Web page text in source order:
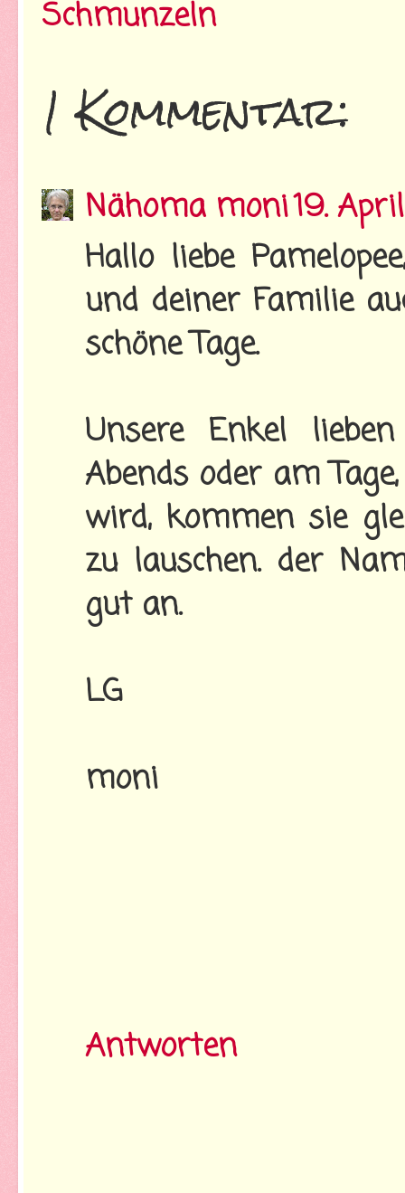
Schmunzeln
1 Kommentar:
Nähoma moni19.
Hallo liebe
und deiner Familie
schöne Tage.
Unsere Enkel
Abends oder am
wird, kommen sie
zu lauschen. der
gut an.
LG
moni
Antworten